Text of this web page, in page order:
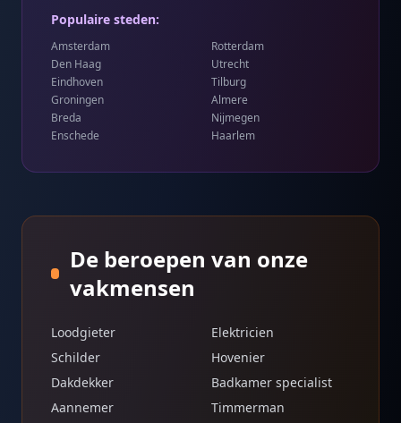
Populaire steden:
Amsterdam
Rotterdam
Den Haag
Utrecht
Eindhoven
Tilburg
Groningen
Almere
Breda
Nijmegen
Enschede
Haarlem
De beroepen van onze
vakmensen
Loodgieter
Elektricien
Schilder
Hovenier
Dakdekker
Badkamer specialist
Aannemer
Timmerman